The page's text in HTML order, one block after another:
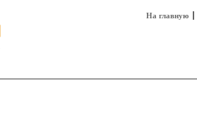
На главную